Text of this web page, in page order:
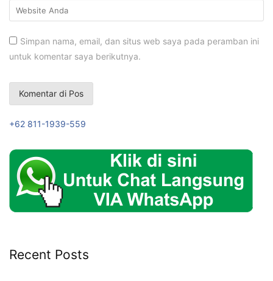
Simpan nama, email, dan situs web saya pada peramban ini
untuk komentar saya berikutnya.
+62 811-1939-559
Recent Posts